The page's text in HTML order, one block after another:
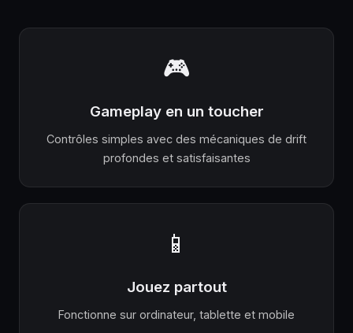
🎮
Gameplay en un toucher
Contrôles simples avec des mécaniques de drift
profondes et satisfaisantes
📱
Jouez partout
Fonctionne sur ordinateur, tablette et mobile